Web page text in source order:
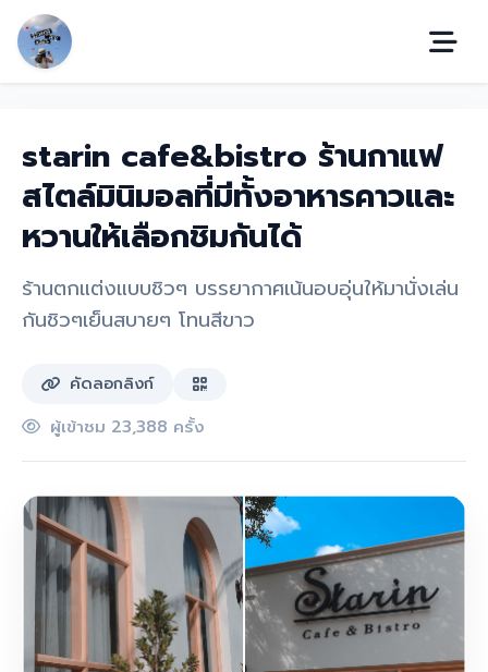
starin cafe&bistro ร้านกาแฟ
สไตล์มินิมอลที่มีทั้งอาหารคาวและ
หวานให้เลือกชิมกันได้
ร้านตกแต่งแบบชิวๆ บรรยากาศเน้นอบอุ่นให้มานั่งเล่น
กันชิวๆเย็นสบายๆ โทนสีขาว
คัดลอกลิงก์
ผู้เข้าชม 23,388 ครั้ง